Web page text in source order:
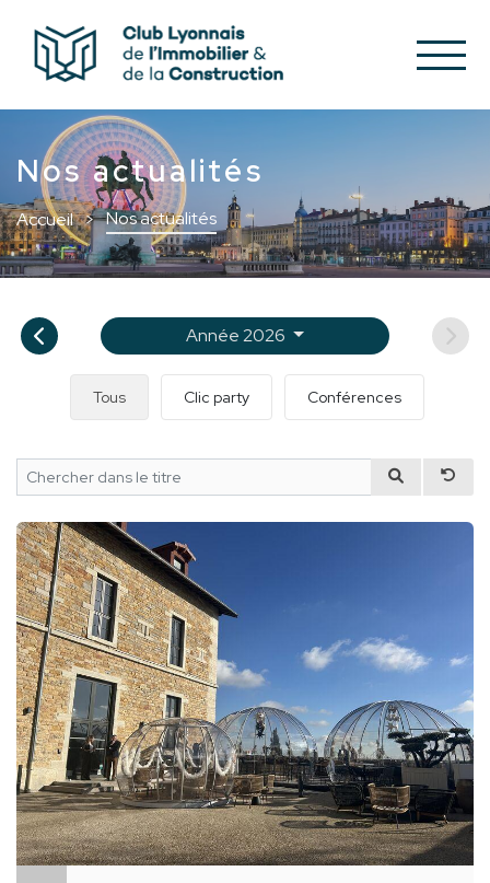
Nos actualités
Accueil Nos actualités
Année 2026
Tous Clic party Conférences